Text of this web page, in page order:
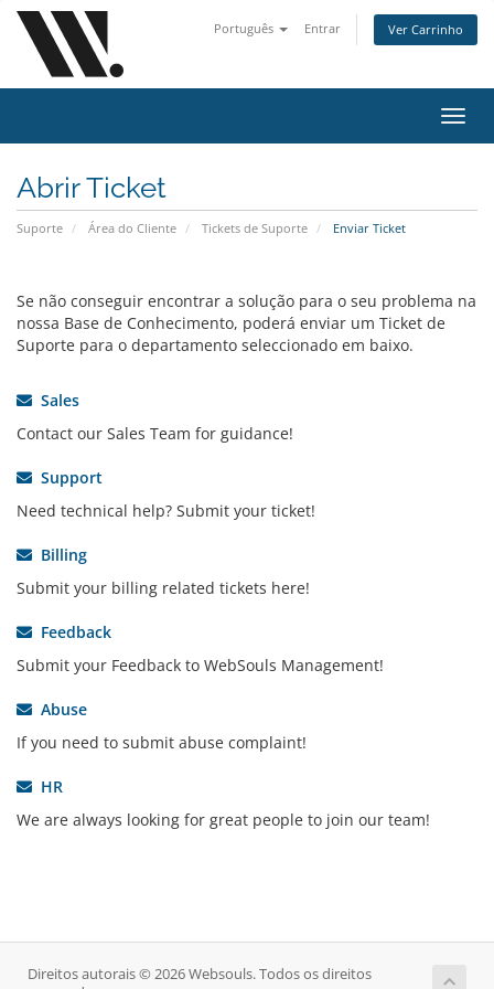
Português Entrar Ver Carrinho
Abrir Ticket
Suporte Área do Cliente Tickets de Suporte Enviar Ticket
Se não conseguir encontrar a solução para o seu problema na
nossa Base de Conhecimento, poderá enviar um Ticket de
Suporte para o departamento seleccionado em baixo.
Sales
Contact our Sales Team for guidance!
Support
Need technical help? Submit your ticket!
Billing
Submit your billing related tickets here!
Feedback
Submit your Feedback to WebSouls Management!
Abuse
If you need to submit abuse complaint!
HR
We are always looking for great people to join our team!
Direitos autorais © 2026 Websouls. Todos os direitos